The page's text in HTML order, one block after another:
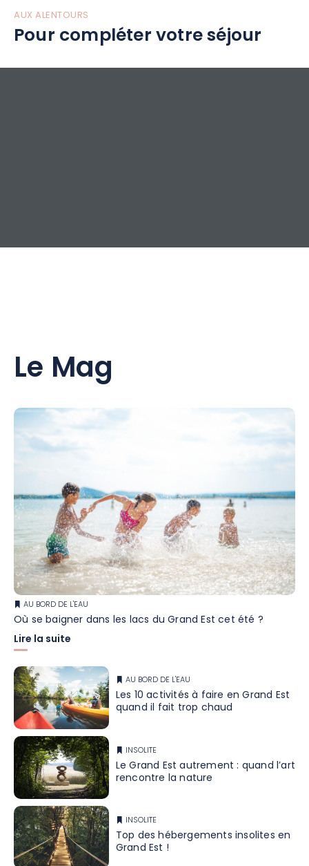
AUX ALENTOURS
Pour compléter votre séjour
Le Mag
AU BORD DE L'EAU
Où se baigner dans les lacs du Grand Est cet été ?
Lire la suite
AU BORD DE L'EAU
Les 10 activités à faire en Grand Est
quand il fait trop chaud
INSOLITE
Le Grand Est autrement : quand l’art
rencontre la nature
INSOLITE
Top des hébergements insolites en
Grand Est !